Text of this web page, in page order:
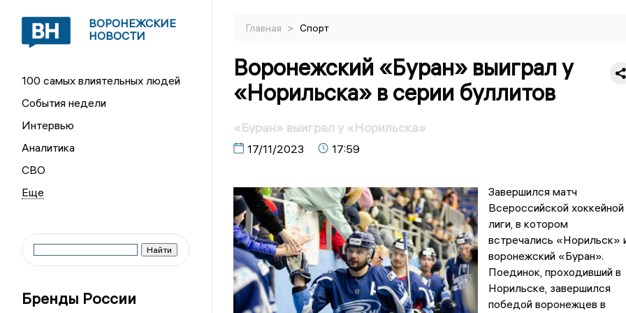
ВОРОНЕЖСКИЕ
НОВОСТИ
100 самых влиятельных людей
События недели
Интервью
Аналитика
СВО
Бренды России
Главная > Спорт
Воронежский «Буран» выиграл у
«Норильска» в серии буллитов
«Буран» выиграл у «Норильска»
17/11/2023 17:59
Завершился матч
Всероссийской хоккейной
лиги, в котором
встречались «Норильск»
воронежский «Буран».
Поединок, проходивший в
Норильске, завершился
победой воронежцев в